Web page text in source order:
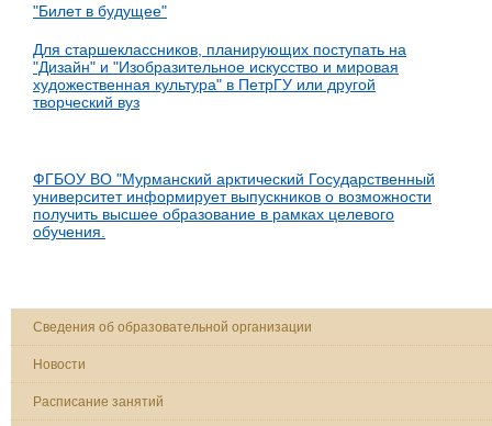
"Билет в будущее"
Для старшеклассников, планирующих поступать на
"Дизайн" и "Изобразительное искусство и мировая
художественная культура" в ПетрГУ или другой
творческий вуз
ФГБОУ ВО "Мурманский арктический Государственный
университет информирует выпускников о возможности
получить высшее образование в рамках целевого
обучения.
Сведения об образовательной организации
Новости
Расписание занятий